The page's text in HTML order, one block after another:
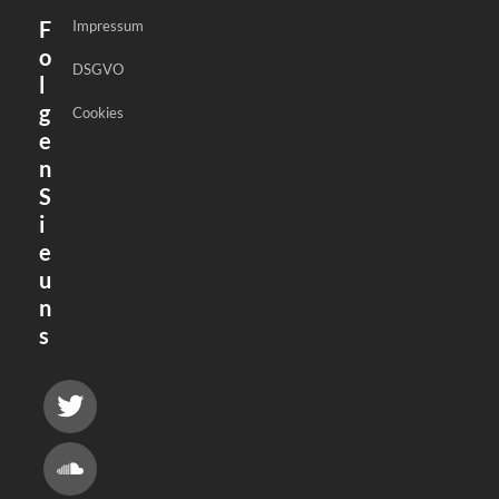
F
o
l
g
e
n
S
i
e
u
n
s
Impressum
DSGVO
Cookies